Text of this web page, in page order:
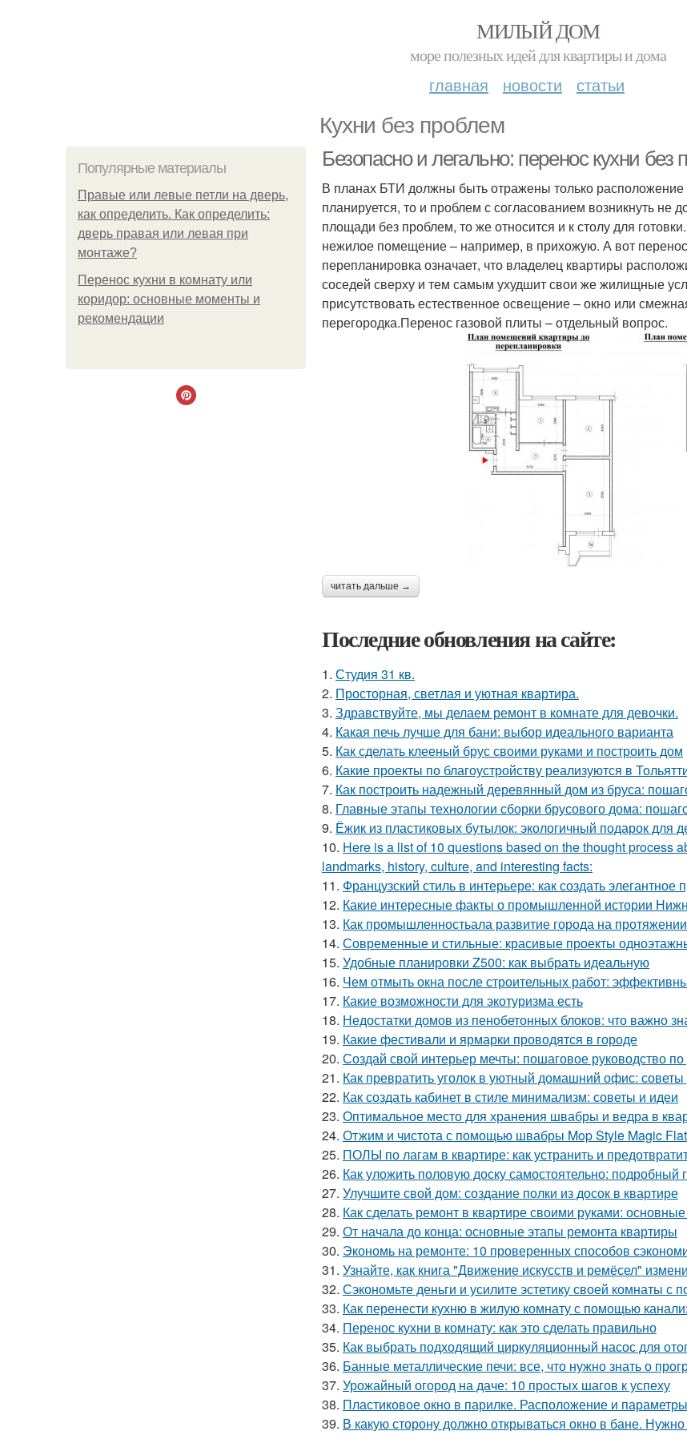
МИЛЫЙ ДОМ
море полезных идей для квартиры и дома
главная новости статьи
Кухни без проблем
Популярные материалы
Правые или левые петли на дверь,
как определить. Как определить:
дверь правая или левая при
монтаже?
Перенос кухни в комнату или
коридор: основные моменты и
рекомендации
Безопасно и легально: перенос кухни без
В планах БТИ должны быть отражены только
планируется, то и проблем с согласованием возникнуть
площади без проблем, то же относится и к столу для
нежилое помещение – например, в прихожую. А вот
перепланировка означает, что владелец квартиры
соседей сверху и тем самым ухудшит свои же жилищные
присутствовать естественное освещение – окно или
перегородка.Перенос газовой плиты – отдельный вопрос.
читать дальше →
Последние обновления на сайте:
1. Студия 31 кв.
2. Просторная, светлая и уютная квартира.
3. Здравствуйте, мы делаем ремонт в комнате для девочки.
4. Какая печь лучше для бани: выбор идеального варианта
5. Как сделать клееный брус своими руками и построить дом
6. Какие проекты по благоустройству реализуются в
7. Как построить надежный деревянный дом из бруса:
8. Главные этапы технологии сборки брусового дома:
9. Ёжик из пластиковых бутылок: экологичный подарок для
10. Here is a list of 10 questions based on the thought process
landmarks, history, culture, and interesting facts:
11. Французский стиль в интерьере: как создать элегантное
12. Какие интересные факты о промышленной истории
13. Как промышленностьала развитие города на
14. Современные и стильные: красивые проекты
15. Удобные планировки Z500: как выбрать идеальную
16. Чем отмыть окна после строительных работ:
17. Какие возможности для экотуризма есть
18. Недостатки домов из пенобетонных блоков: что важно
19. Какие фестивали и ярмарки проводятся в городе
20. Создай свой интерьер мечты: пошаговое руководство
21. Как превратить уголок в уютный домашний офис:
22. Как создать кабинет в стиле минимализм: советы и идеи
23. Оптимальное место для хранения швабры и ведра в
24. Отжим и чистота с помощью швабры Mop Style Magic
25. ПОЛЫ по лагам в квартире: как устранить и
26. Как уложить половую доску самостоятельно:
27. Улучшите свой дом: создание полки из досок в квартире
28. Как сделать ремонт в квартире своими руками:
29. От начала до конца: основные этапы ремонта квартиры
30. Экономь на ремонте: 10 проверенных способов
31. Узнайте, как книга "Движение искусств и ремёсел"
32. Сэкономьте деньги и усилите эстетику своей комнаты
33. Как перенести кухню в жилую комнату с помощью
34. Перенос кухни в комнату: как это сделать правильно
35. Как выбрать подходящий циркуляционный насос для
36. Банные металлические печи: все, что нужно знать о
37. Урожайный огород на даче: 10 простых шагов к успеху
38. Пластиковое окно в парилке. Расположение и параметры
39. В какую сторону должно открываться окно в бане.